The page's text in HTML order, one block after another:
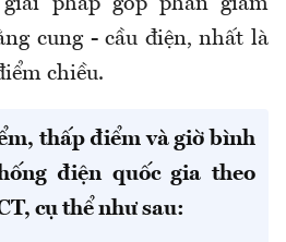
cung - cầu điện, nhất là
chiều.
thấp điểm và giờ bình
điện quốc gia theo
cụ thể như sau: